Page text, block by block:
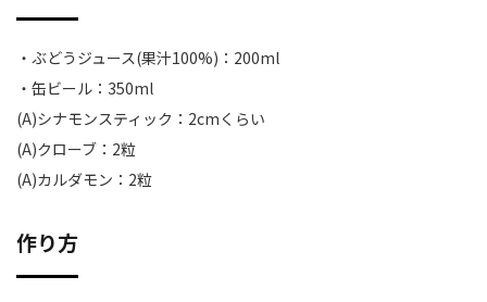
・ぶどうジュース(果汁100%)：200ml
・缶ビール：350ml
(A)シナモンスティック：2cmくらい
(A)クローブ：2粒
(A)カルダモン：2粒
作り方